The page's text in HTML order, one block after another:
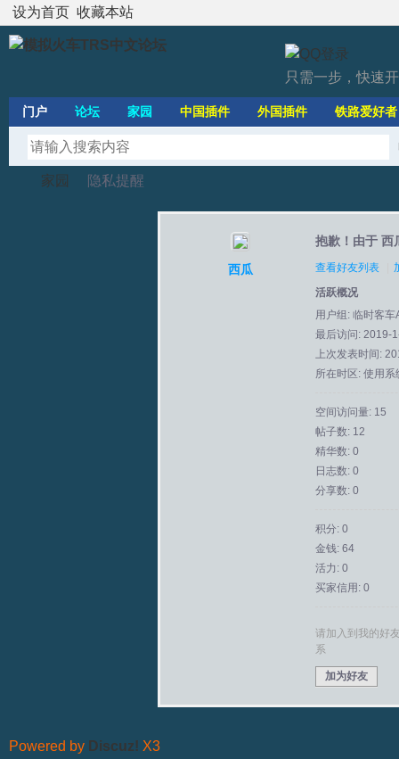
设为首页 收藏本站
只需一步，快速
门户 论坛 家园 中国插件 外国插件 铁路爱好者
家园 隐私提醒
西瓜
抱歉！由于 西
查看好友列表
活跃概况
用户组: 临时客车
最后访问: 2019-
上次发表时间:
所在时区: 使用系
空间访问量: 15
帖子数: 12
精华数: 0
日志数: 0
分享数: 0
积分: 0
金钱: 64
活力: 0
买家信用: 0
请加入到我的好
系
加为好友
Powered by Discuz! X3